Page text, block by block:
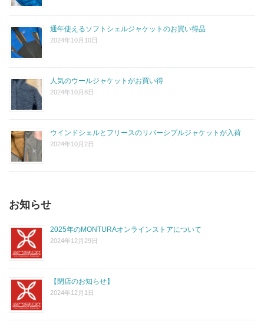
通年使えるソフトシェルジャケットのお買い得品
2024年10月10日
人気のウールジャケットがお買い得
2024年10月8日
ウインドシェルとフリースのリバーシブルジャケットが入荷
2024年10月2日
お知らせ
2025年のMONTURAオンラインストアについて
2024年12月29日
【閉店のお知らせ】
2024年12月1日